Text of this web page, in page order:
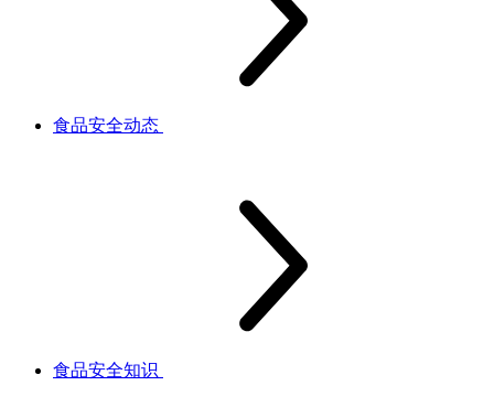
食品安全动态
食品安全知识